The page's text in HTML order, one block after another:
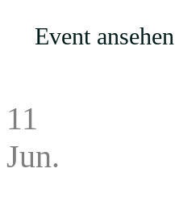
Event ansehen
11
Jun.